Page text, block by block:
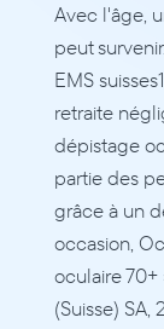
Avec l'âge,
peut
EMS
retraite
dépistage
partie des
grâce à un
occasion,
oculaire 70+
(Suisse)